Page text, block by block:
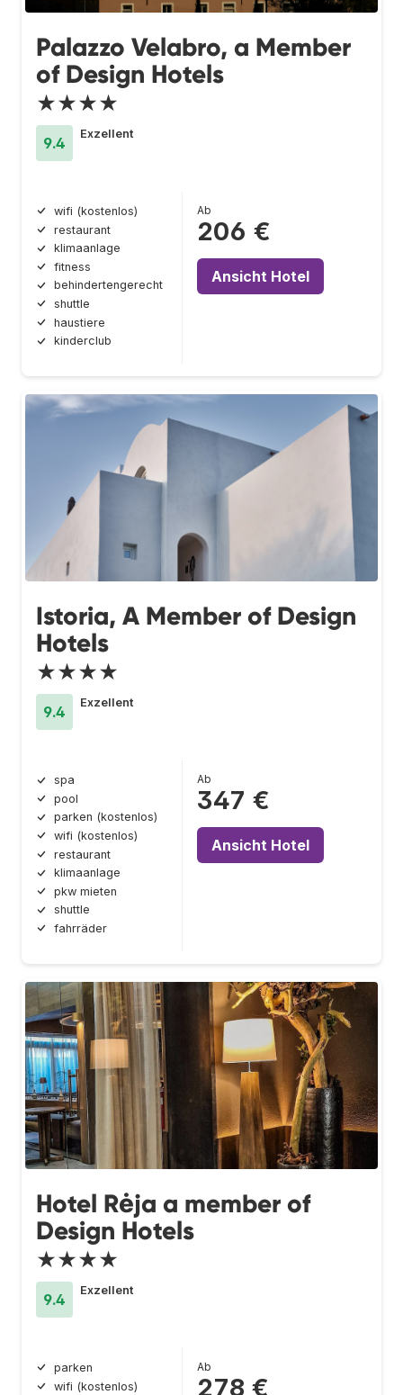
Palazzo Velabro, a Member
of Design Hotels
★★★★
9.4
Exzellent
wifi (kostenlos)
restaurant
klimaanlage
fitness
behindertengerecht
shuttle
haustiere
kinderclub
Ab
206 €
Ansicht Hotel
Istoria, A Member of Design
Hotels
★★★★
9.4
Exzellent
spa
pool
parken (kostenlos)
wifi (kostenlos)
restaurant
klimaanlage
pkw mieten
shuttle
fahrräder
Ab
347 €
Ansicht Hotel
Hotel Rėja a member of
Design Hotels
★★★★
9.4
Exzellent
parken
wifi (kostenlos)
Ab
278 €